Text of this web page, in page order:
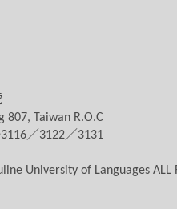
807, Taiwan R.O.C
／ 3122／ 3131
University of Languages ALL